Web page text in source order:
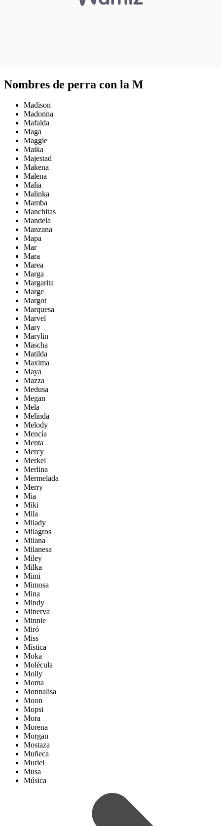
Nombres de perra con la M
Madison
Madonna
Mafalda
Maga
Maggie
Maika
Majestad
Makena
Malena
Malia
Malinka
Mamba
Manchitas
Mandela
Manzana
Mapa
Mar
Mara
Marea
Marga
Margarita
Marge
Margot
Marquesa
Marvel
Mary
Marylin
Mascha
Matilda
Maxima
Maya
Mazza
Medusa
Megan
Mela
Melinda
Melody
Mencía
Menta
Mercy
Merkel
Merlina
Mermelada
Merry
Mia
Miki
Mila
Milady
Milagros
Milana
Milanesa
Miley
Milka
Mimi
Mimosa
Mina
Mindy
Minerva
Minnie
Miró
Miss
Mística
Moka
Molécula
Molly
Moma
Monnalisa
Moon
Mopsi
Mora
Morena
Morgan
Mostaza
Muñeca
Muriel
Musa
Música